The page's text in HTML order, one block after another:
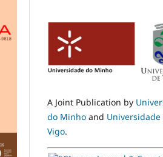
A Joint Publication by
do Minho and Universidade
Vigo.